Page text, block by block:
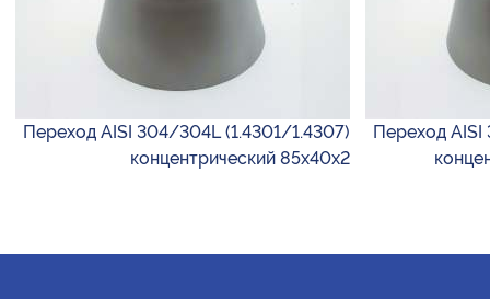
Переход AISI 304/304L (1.4301/1.4307)
концентрический 85х40х2
Переход